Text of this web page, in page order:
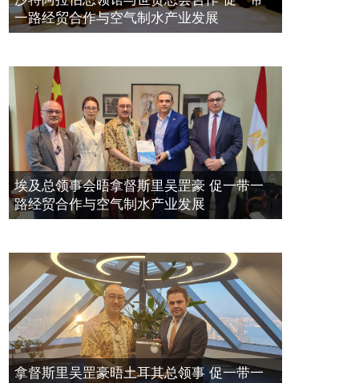
境科政商管治聯盟會議
一路经贸合作与空气制水产业发展
埃及总领事会晤拿督斯里吴罡豪 促一带一
路经贸合作与空气制水产业发展
拿督斯里吴罡豪晤土耳其总领事 促一带一